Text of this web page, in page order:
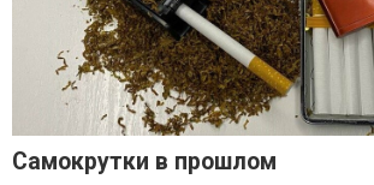
Самокрутки в прошлом